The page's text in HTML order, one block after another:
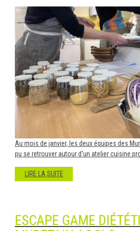
Au mois de janvier, les deux équipes des
pu se retrouver autour d'un atelier cuisine
LIRE LA SUITE
ESCAPE GAME